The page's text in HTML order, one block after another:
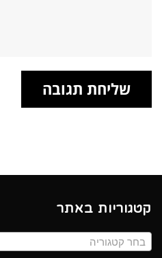
קטגוריות באתר
בחר קטגוריה